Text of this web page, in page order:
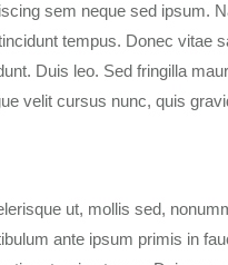
sem neque sed ipsum.
tempus. Donec vitae
Duis leo. Sed fringilla
velit cursus nunc, quis
ut, mollis sed,
ante ipsum primis in